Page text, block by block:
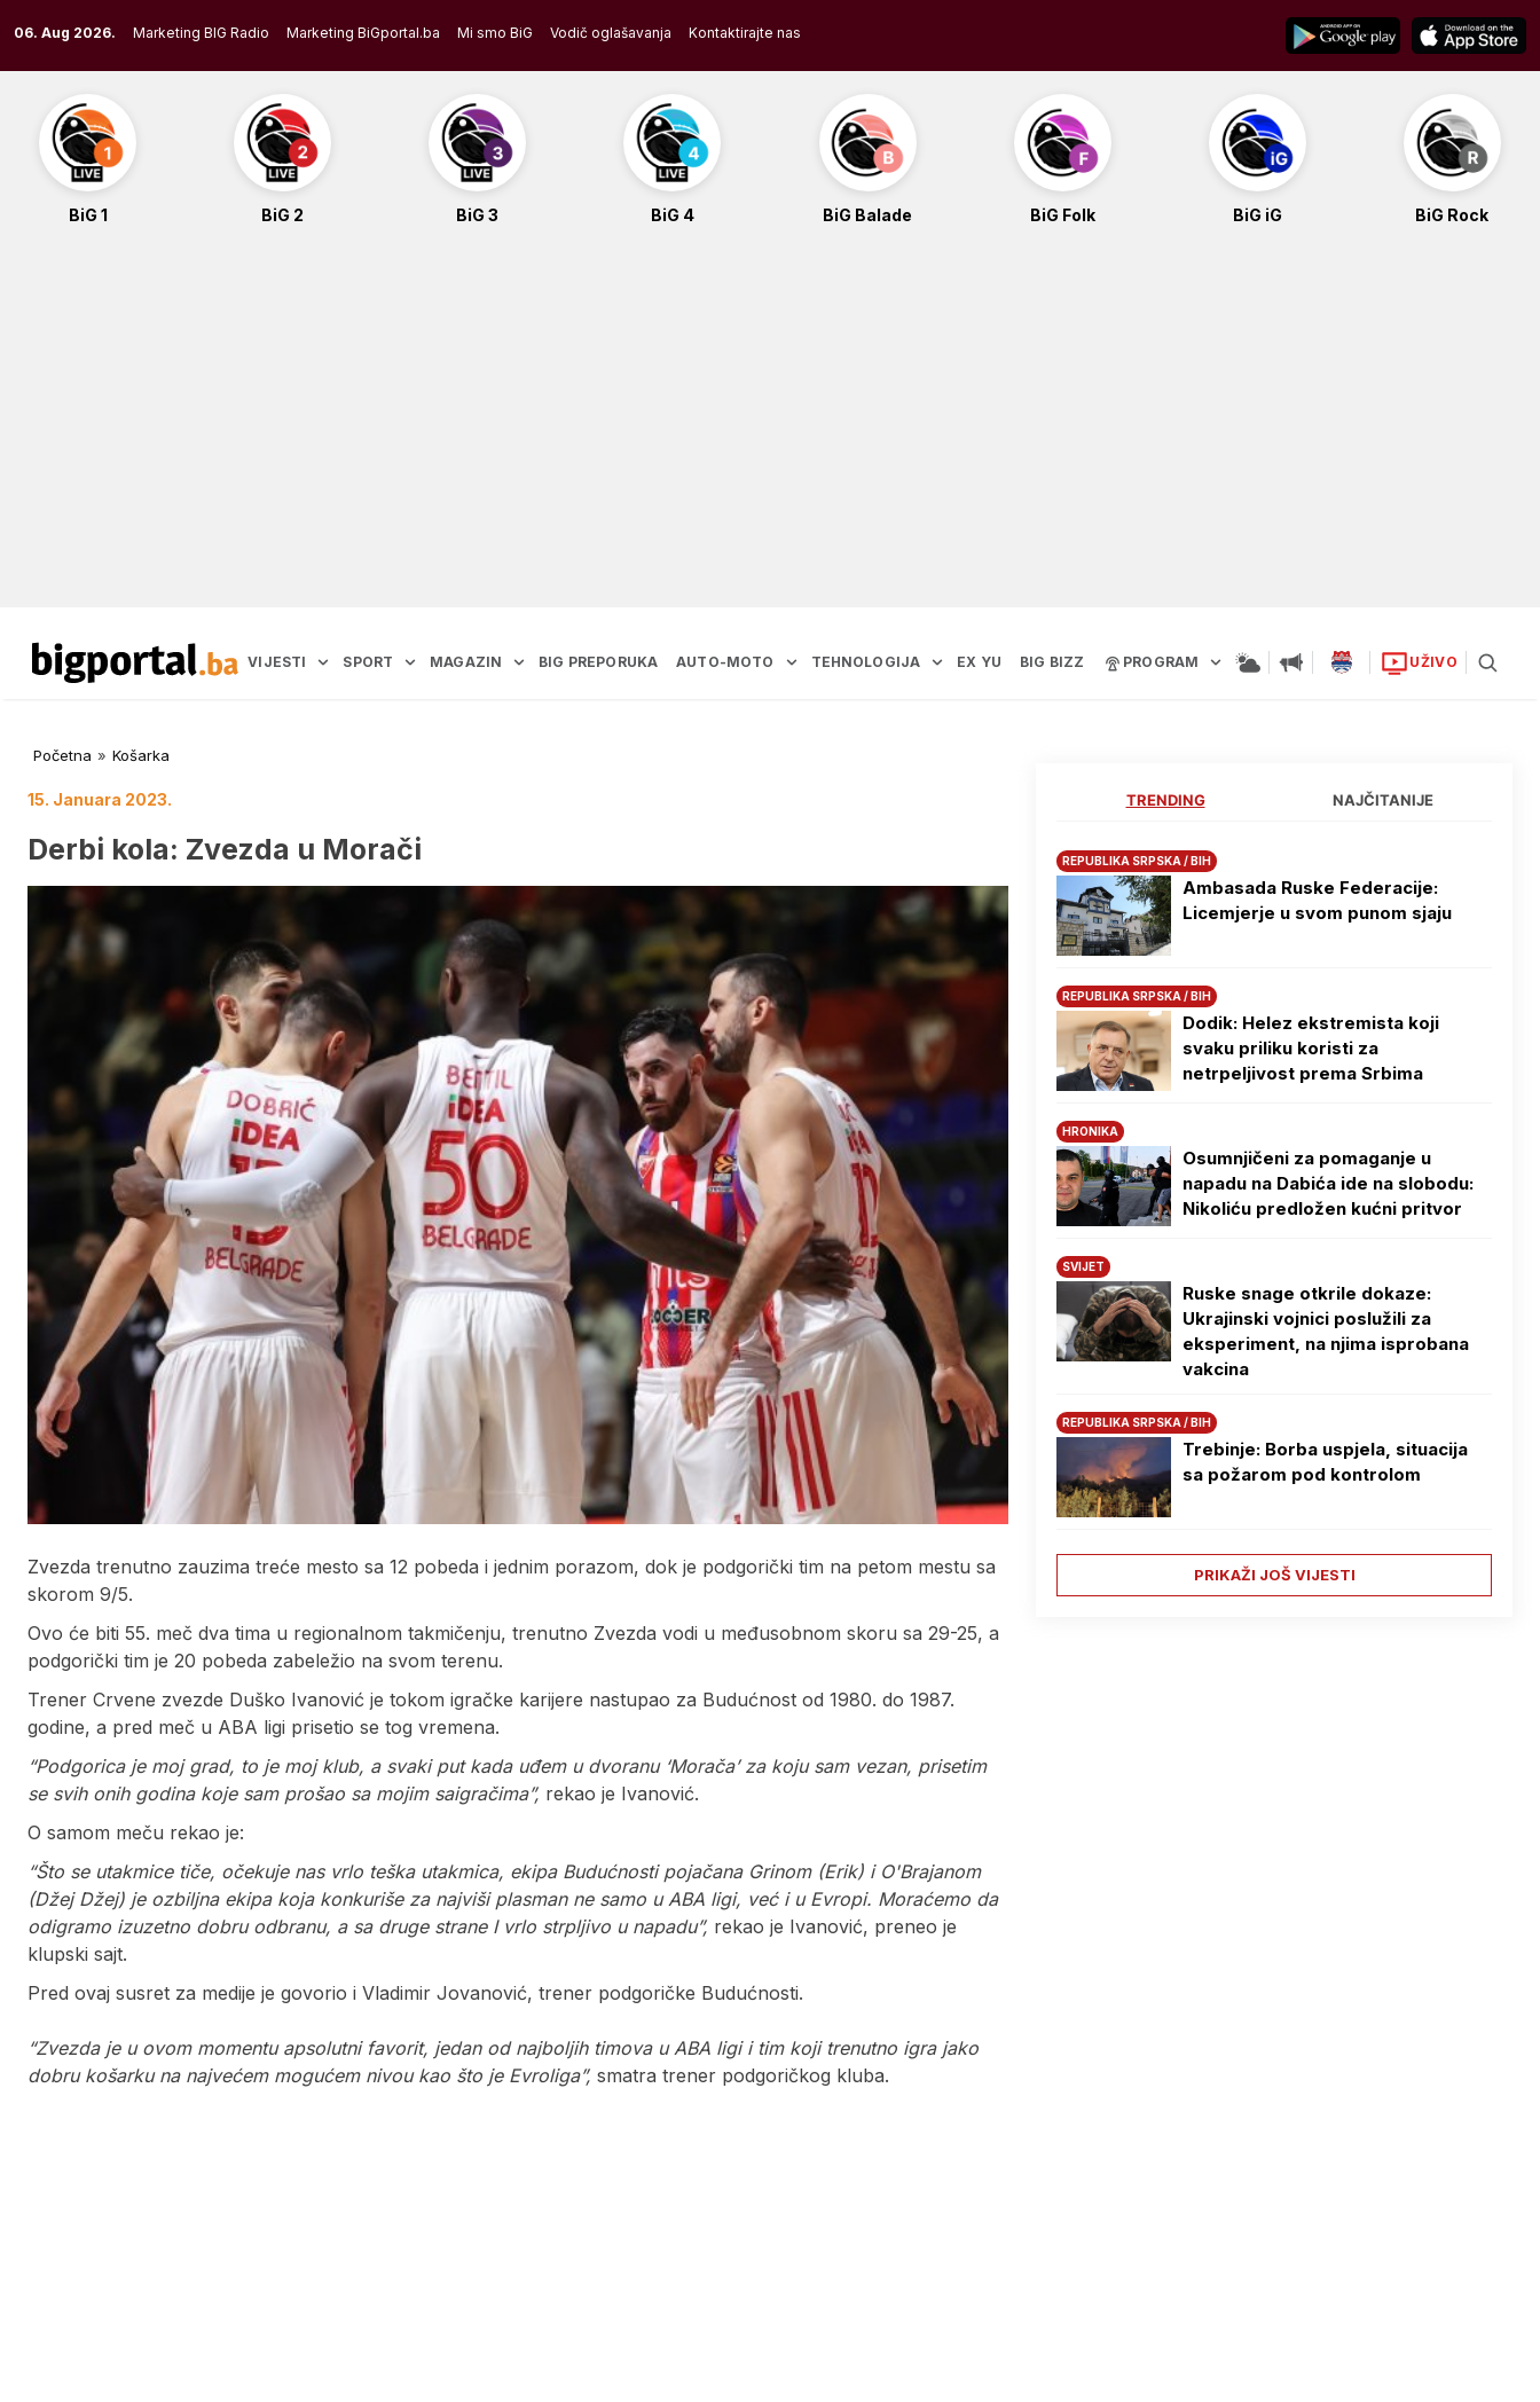
to
content
06. Aug 2026. Marketing BIG Radio Marketing BiGportal.ba Mi smo BiG Vodič oglašavanja Kontaktirajte nas
BiG 1 BiG 2 BiG 3 BiG 4 BiG Balade BiG Folk BiG iG BiG Rock
VIJESTI SPORT MAGAZIN BIG PREPORUKA AUTO-MOTO TEHNOLOGIJA EX YU BIG BIZZ PROGRAM UŽIVO
Početna » Košarka
15. Januara 2023.
Derbi kola: Zvezda u Morači
Zvezda trenutno zauzima treće mesto sa 12 pobeda i jednim porazom, dok je podgorički tim na petom mestu sa
skorom 9/5.
Ovo će biti 55. meč dva tima u regionalnom takmičenju, trenutno Zvezda vodi u međusobnom skoru sa 29-25, a
podgorički tim je 20 pobeda zabeležio na svom terenu.
Trener Crvene zvezde Duško Ivanović je tokom igračke karijere nastupao za Budućnost od 1980. do 1987.
godine, a pred meč u ABA ligi prisetio se tog vremena.
“Podgorica je moj grad, to je moj klub, a svaki put kada uđem u dvoranu ‘Morača’ za koju sam vezan, prisetim
se svih onih godina koje sam prošao sa mojim saigračima”, rekao je Ivanović.
O samom meču rekao je:
“Što se utakmice tiče, očekuje nas vrlo teška utakmica, ekipa Budućnosti pojačana Grinom (Erik) i O'Brajanom
(Džej Džej) je ozbiljna ekipa koja konkuriše za najviši plasman ne samo u ABA ligi, već i u Evropi. Moraćemo da
odigramo izuzetno dobru odbranu, a sa druge strane I vrlo strpljivo u napadu”, rekao je Ivanović, preneo je
klupski sajt.
Pred ovaj susret za medije je govorio i Vladimir Jovanović, trener podgoričke Budućnosti.
“Zvezda je u ovom momentu apsolutni favorit, jedan od najboljih timova u ABA ligi i tim koji trenutno igra jako
dobru košarku na najvećem mogućem nivou kao što je Evroliga”, smatra trener podgoričkog kluba.
TRENDING NAJČITANIJE
REPUBLIKA SRPSKA / BIH
Ambasada Ruske Federacije:
Licemjerje u svom punom sjaju
REPUBLIKA SRPSKA / BIH
Dodik: Helez ekstremista koji
svaku priliku koristi za
netrpeljivost prema Srbima
HRONIKA
Osumnjičeni za pomaganje u
napadu na Dabića ide na slobodu:
Nikoliću predložen kućni pritvor
SVIJET
Ruske snage otkrile dokaze:
Ukrajinski vojnici poslužili za
eksperiment, na njima isprobana
vakcina
REPUBLIKA SRPSKA / BIH
Trebinje: Borba uspjela, situacija
sa požarom pod kontrolom
PRIKAŽI JOŠ VIJESTI